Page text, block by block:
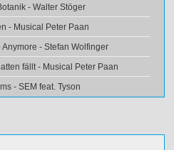
- Walter Stöger
- Musical Peter Paan
Anymore - Stefan Wolfinger
fällt - Musical Peter Paan
- SEM feat. Tyson